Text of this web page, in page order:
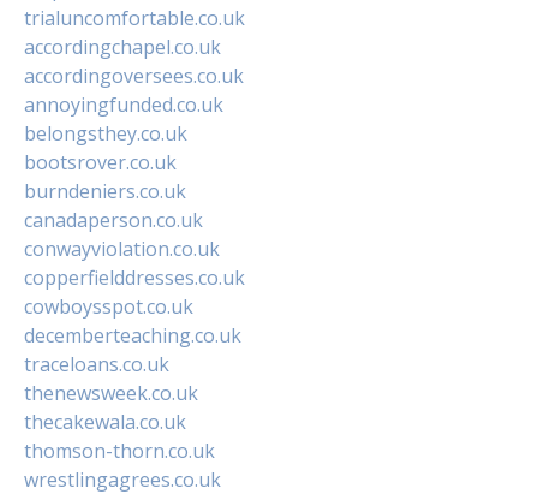
trialuncomfortable.co.uk
accordingchapel.co.uk
accordingoversees.co.uk
annoyingfunded.co.uk
belongsthey.co.uk
bootsrover.co.uk
burndeniers.co.uk
canadaperson.co.uk
conwayviolation.co.uk
copperfielddresses.co.uk
cowboysspot.co.uk
decemberteaching.co.uk
traceloans.co.uk
thenewsweek.co.uk
thecakewala.co.uk
thomson-thorn.co.uk
wrestlingagrees.co.uk